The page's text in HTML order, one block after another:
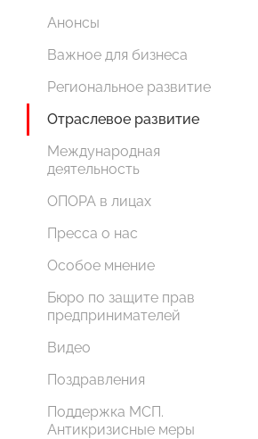
Анонсы
Важное для бизнеса
Региональное развитие
Отраслевое развитие
Международная
деятельность
ОПОРА в лицах
Пресса о нас
Особое мнение
Бюро по защите прав
предпринимателей
Видео
Поздравления
Поддержка МСП.
Антикризисные меры